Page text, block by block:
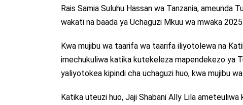
Rais Samia Suluhu Hassan wa Tanzania, ameunda
wakati na baada ya Uchaguzi Mkuu wa mwaka 2025.
Kwa mujibu wa taarifa wa taarifa iliyotolewa na
imechukuliwa katika kutekeleza mapendekezo ya
yaliyotokea kipindi cha uchaguzi huo, kwa mujibu
Katika uteuzi huo, Jaji Shabani Ally Lila